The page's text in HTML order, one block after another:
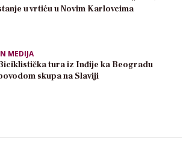
u vrtiću u Novim Karlovcima
MEDIJA
tura iz Inđije ka Beogradu
skupa na Slaviji